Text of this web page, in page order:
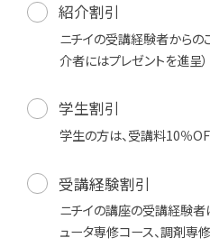
紹介割引
ニチイの受講経験者からの
介者にはプレゼントを進呈）
学生割引
学生の方は、受講料10％
受講経験割引
ニチイの講座の受講経験
ュータ専修コース、調剤専